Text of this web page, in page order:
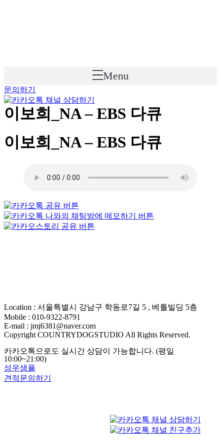
Menu
문의하기
이보희_NA – EBS 다큐
이보희_NA – EBS 다큐
Location : 서울특별시 강남구 학동로7길 5 , 베틀빌딩 5층
Mobile : 010-9322-8791
E-mail : jmj6381@naver.com
Copyright COUNTRYDOGSTUDIO All Rights Reserved.
카카오톡으로도 실시간 상담이 가능합니다. (평일
10:00~21:00)
성우샘플
견적문의하기